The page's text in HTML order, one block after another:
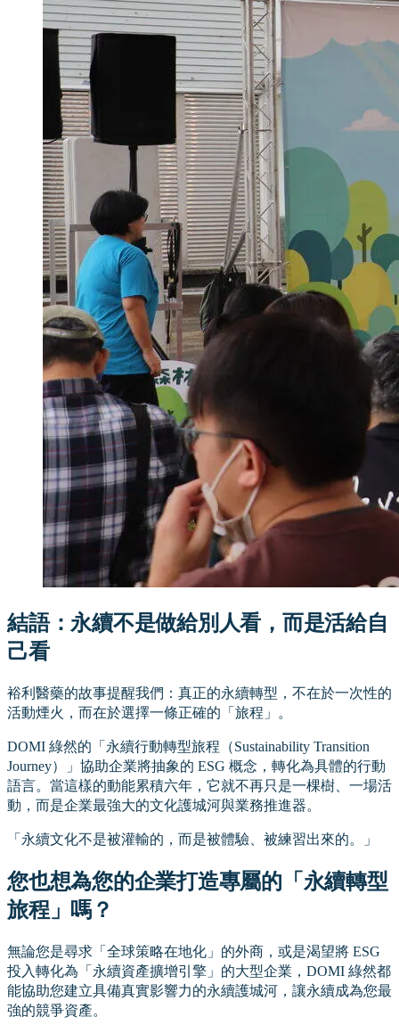
結語：永續不是做給別人看，而是活給自
己看
裕利醫藥的故事提醒我們：真正的永續轉型，不在於一次性的
活動煙火，而在於選擇一條正確的「旅程」。
DOMI 綠然的「永續行動轉型旅程（Sustainability Transition
Journey）」協助企業將抽象的 ESG 概念，轉化為具體的行動
語言。當這樣的動能累積六年，它就不再只是一棵樹、一場活
動，而是企業最強大的文化護城河與業務推進器。
「永續文化不是被灌輸的，而是被體驗、被練習出來的。」
您也想為您的企業打造專屬的「永續轉型
旅程」嗎？
無論您是尋求「全球策略在地化」的外商，或是渴望將 ESG
投入轉化為「永續資產擴增引擎」的大型企業，DOMI 綠然都
能協助您建立具備真實影響力的永續護城河，讓永續成為您最
強的競爭資產。